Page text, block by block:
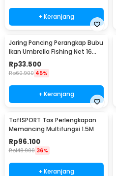
+ Keranjang
Jaring Pancing Perangkap Bubu
Ikan Umbrella Fishing Net 16
Holes - H14572
Rp33.500
Rp60.900 45%
+ Keranjang
TaffSPORT Tas Perlengkapan
Memancing Multifungsi 1.5M
Rp96.100
Rp148.900 36%
+ Keranjang